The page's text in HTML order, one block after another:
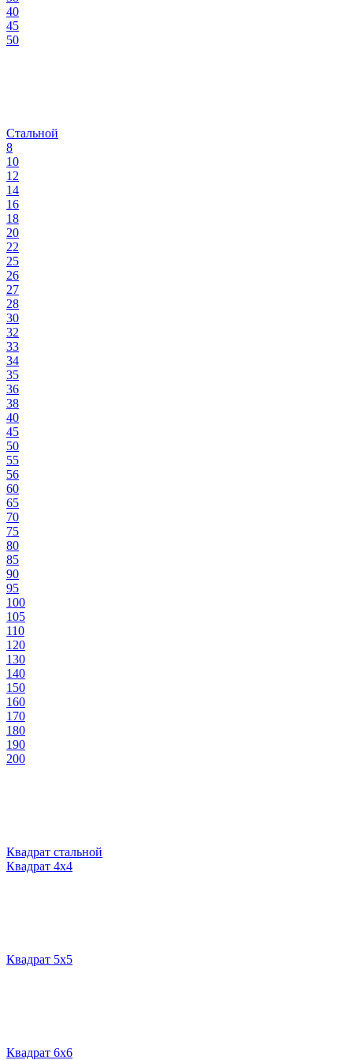
40
45
50
Стальной
8
10
12
14
16
18
20
22
25
26
27
28
30
32
33
34
35
36
38
40
45
50
55
56
60
65
70
75
80
85
90
95
100
105
110
120
130
140
150
160
170
180
190
200
Квадрат стальной
Квадрат 4х4
Квадрат 5х5
Квадрат 6х6